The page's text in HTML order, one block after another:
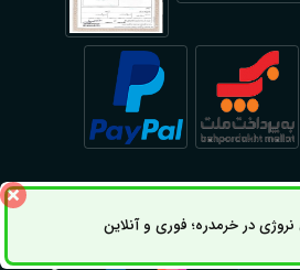
و متعلق به شبکه مترجمین اشراق
در خرمدره؛ فوری و آنلاینثبت سفارش